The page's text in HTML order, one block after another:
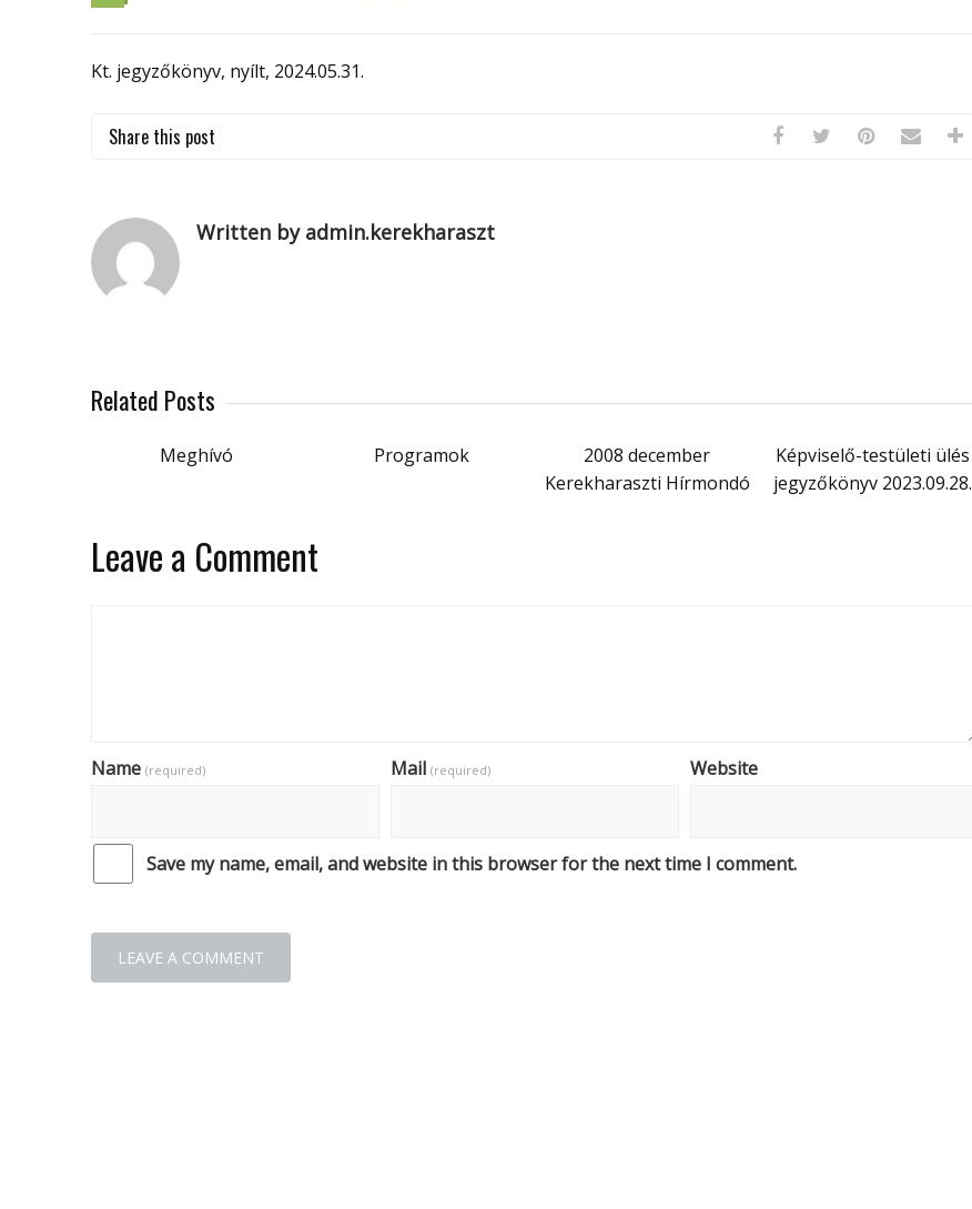
Kt. jegyzőkönyv, nyílt, 2024.05.31.
Share this post
Written by admin.kerekharaszt
Related Posts
Meghívó Programok
2008 december
Kerekharaszti Hírmondó
Képviselő-testületi ülés
jegyzőkönyv 2023.09.28.
Leave a Comment
Name (required) Mail (required) Website
Save my name, email, and website in this browser for the next time I comment.